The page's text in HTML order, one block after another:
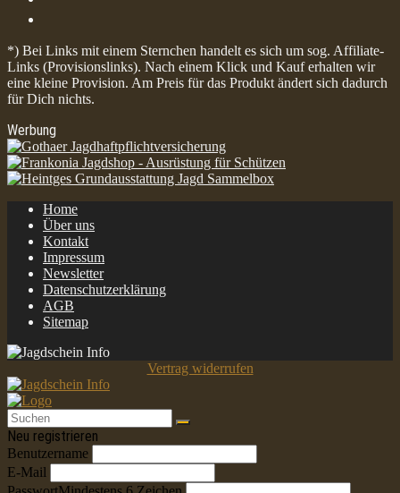
*) Bei Links mit einem Sternchen handelt es sich um sog. Affiliate-
Links (Provisionslinks). Nach einem Klick und Kauf erhalten wir
eine kleine Provision. Am Preis für das Produkt ändert sich dadurch
für Dich nichts.
Werbung
Home
Über uns
Kontakt
Impressum
Newsletter
Datenschutzerklärung
AGB
Sitemap
Vertrag widerrufen
Neu registrieren
Benutzername
E-Mail